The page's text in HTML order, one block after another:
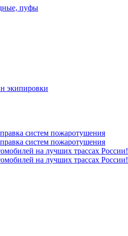
пуфы
экипировки
систем пожаротушения
систем пожаротушения
на лучших трассах России!
на лучших трассах России!